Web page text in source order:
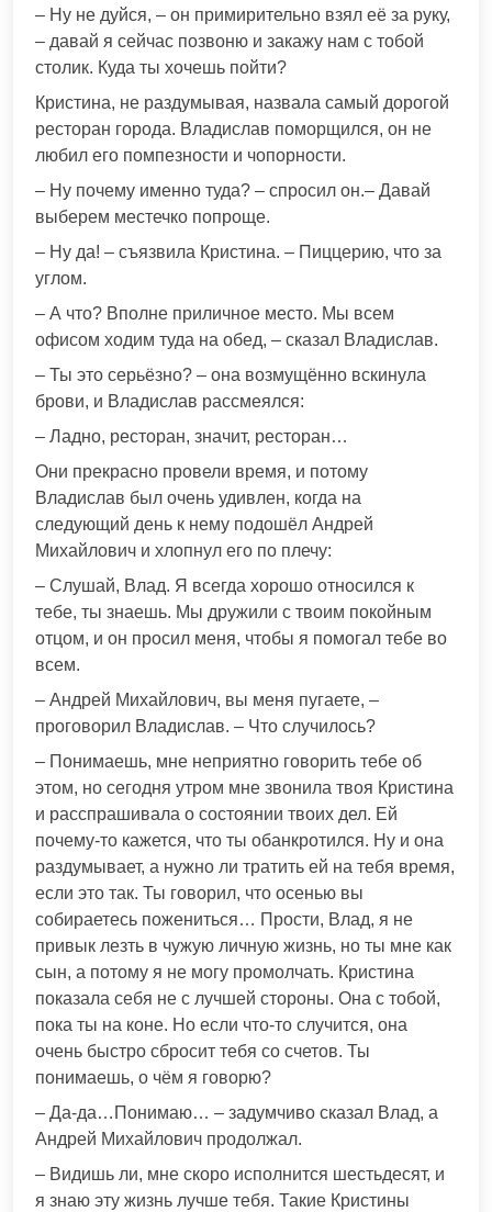
– Ну не дуйся, – он примирительно взял её за руку,
– давай я сейчас позвоню и закажу нам с тобой
столик. Куда ты хочешь пойти?
Кристина, не раздумывая, назвала самый дорогой
ресторан города. Владислав поморщился, он не
любил его помпезности и чопорности.
– Ну почему именно туда? – спросил он.– Давай
выберем местечко попроще.
– Ну да! – съязвила Кристина. – Пиццерию, что за
углом.
– А что? Вполне приличное место. Мы всем
офисом ходим туда на обед, – сказал Владислав.
– Ты это серьёзно? – она возмущённо вскинула
брови, и Владислав рассмеялся:
– Ладно, ресторан, значит, ресторан…
Они прекрасно провели время, и потому
Владислав был очень удивлен, когда на
следующий день к нему подошёл Андрей
Михайлович и хлопнул его по плечу:
– Слушай, Влад. Я всегда хорошо относился к
тебе, ты знаешь. Мы дружили с твоим покойным
отцом, и он просил меня, чтобы я помогал тебе во
всем.
– Андрей Михайлович, вы меня пугаете, –
проговорил Владислав. – Что случилось?
– Понимаешь, мне неприятно говорить тебе об
этом, но сегодня утром мне звонила твоя Кристина
и расспрашивала о состоянии твоих дел. Ей
почему-то кажется, что ты обанкротился. Ну и она
раздумывает, а нужно ли тратить ей на тебя время,
если это так. Ты говорил, что осенью вы
собираетесь пожениться… Прости, Влад, я не
привык лезть в чужую личную жизнь, но ты мне как
сын, а потому я не могу промолчать. Кристина
показала себя не с лучшей стороны. Она с тобой,
пока ты на коне. Но если что-то случится, она
очень быстро сбросит тебя со счетов. Ты
понимаешь, о чём я говорю?
– Да-да…Понимаю… – задумчиво сказал Влад, а
Андрей Михайлович продолжал.
– Видишь ли, мне скоро исполнится шестьдесят, и
я знаю эту жизнь лучше тебя. Такие Кристины